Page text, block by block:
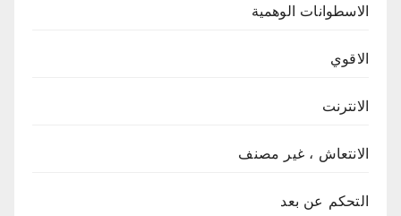
الاسطوانات الوهمية
الاقوي
الانترنت
الانتعاش ، غير مصنف
التحكم عن بعد